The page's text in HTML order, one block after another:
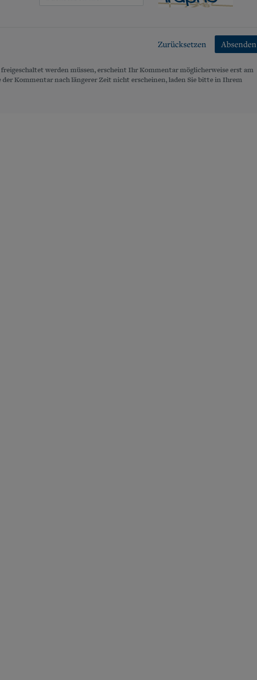
Zurücksetzen Absenden
werden müssen, erscheint Ihr Kommentar möglicherweise erst am
Kommentar nach längerer Zeit nicht erscheinen, laden Sie bitte in Ihrem